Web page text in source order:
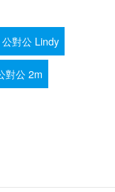
公對公 Lindy
對公 2m